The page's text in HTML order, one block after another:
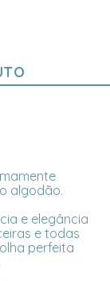
algodão.
e elegância
e todas
perfeita